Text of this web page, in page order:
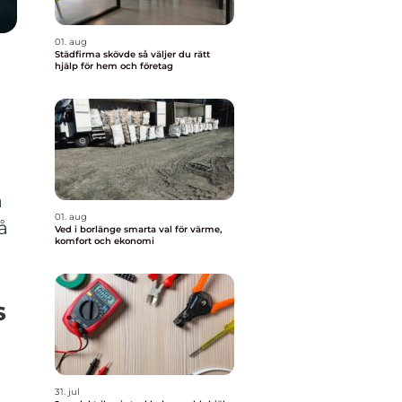
01. aug
Städfirma skövde så väljer du rätt
hjälp för hem och företag
01. aug
Ved i borlänge smarta val för värme,
komfort och ekonomi
31. jul